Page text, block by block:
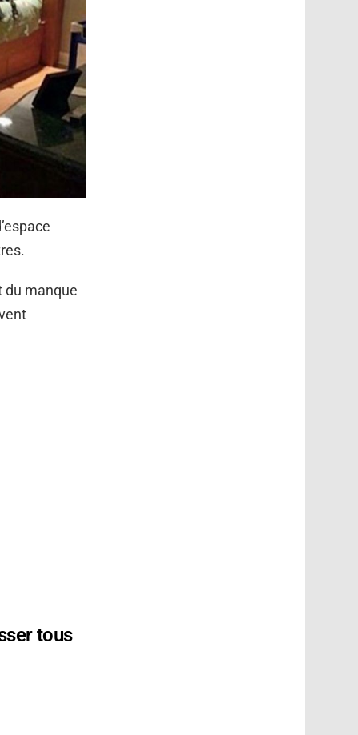
du manque
tous